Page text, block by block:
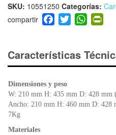
SKU: 10551250 Categorías:
F
a
e
b
o
o
k
T
wi
er
W
h
s
A
p
ri
e
dl
y
Características
Dimensiones y peso
W: 210 mm H: 435 mm D: 428 mm
Ancho: 210 mm H: 460 mm D: 428
7Kg
Materiales